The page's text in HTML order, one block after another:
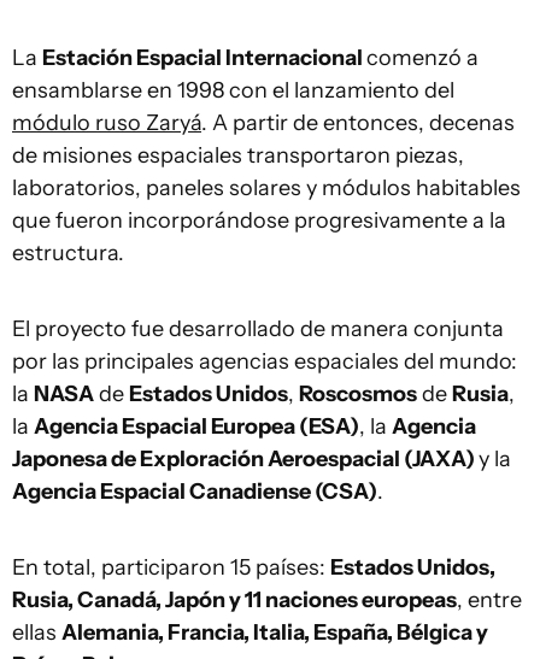
La Estación Espacial Internacionalcomenzó a
ensamblarse en 1998 con el lanzamiento del
módulo ruso Zaryá. A partir de entonces, decenas
de misiones espaciales transportaron piezas,
laboratorios, paneles solares y módulos habitables
que fueron incorporándose progresivamente a la
estructura.
El proyecto fue desarrollado de manera conjunta
por las principales agencias espaciales del mundo:
la NASAde Estados Unidos, RoscosmosdeRusia,
la Agencia Espacial Europea (ESA), la Agencia
Japonesa de Exploración Aeroespacial (JAXA)y la
Agencia Espacial Canadiense (CSA).
En total, participaron 15 países: Estados Unidos,
Rusia, Canadá, Japón y 11 naciones europeas, entre
ellas Alemania, Francia, Italia, España, Bélgica y